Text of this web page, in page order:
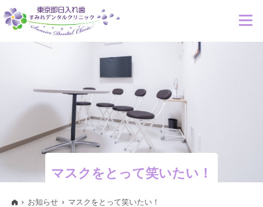
マスクをとって笑いたい！
お知らせ マスクをとって笑いたい！